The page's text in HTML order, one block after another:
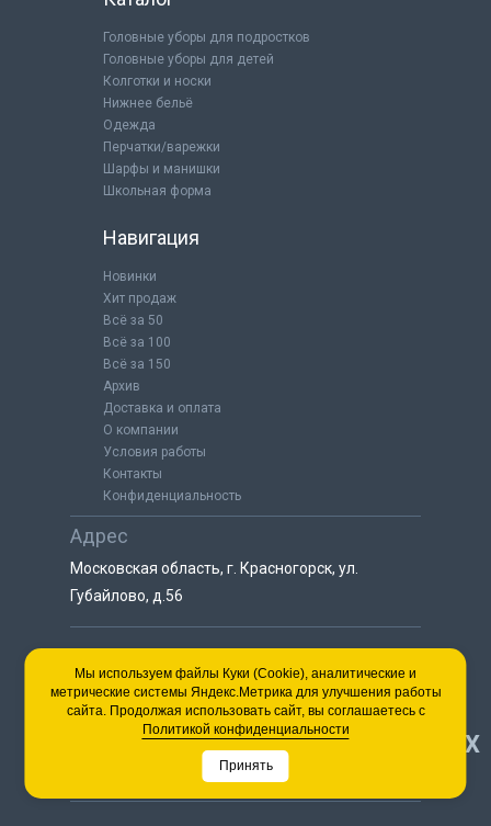
Головные уборы для подростков
Головные уборы для детей
Колготки и носки
Нижнее бельё
Одежда
Перчатки/варежки
Шарфы и манишки
Школьная форма
Навигация
Новинки
Хит продаж
Всё за 50
Всё за 100
Всё за 150
Архив
Доставка и оплата
О компании
Условия работы
Контакты
Конфиденциальность
Адрес
Московская область, г. Красногорск, ул.
Губайлово, д.56
8 (925) 064-55-25
пн-сб с 9:00 до 18:00
8 (495) 563-03-35
пн-сб с 9:00 до 18:00 НАВЕРХ
Мы используем файлы Куки (Cookie), аналитические и
метрические системы Яндекс.Метрика для улучшения работы
сайта. Продолжая использовать сайт, вы соглашаетесь с
Политикой конфиденциальности
Принять